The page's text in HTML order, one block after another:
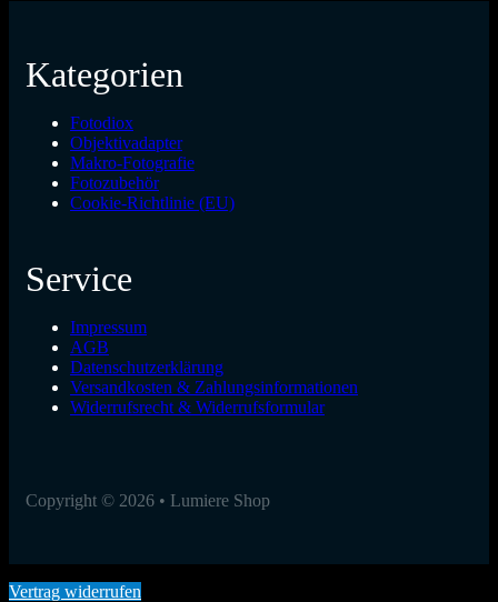
Kategorien
Fotodiox
Objektivadapter
Makro-Fotografie
Fotozubehör
Cookie-Richtlinie (EU)
Service
Impressum
AGB
Datenschutzerklärung
Versandkosten & Zahlungsinformationen
Widerrufsrecht & Widerrufsformular
Copyright © 2026 • Lumiere Shop
Vertrag widerrufen